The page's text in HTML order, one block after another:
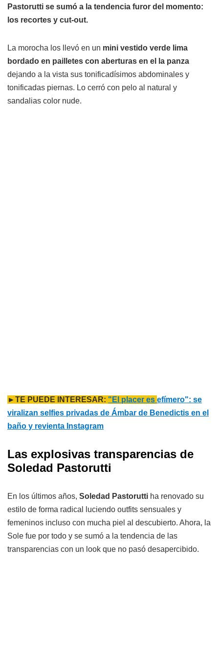
Pastorutti se sumó a la tendencia furor del momento:
los recortes y cut-out.
La morocha los llevó en un mini vestido verde lima
bordado en pailletes con aberturas en el la panza
dejando a la vista sus tonificadísimos abdominales y
tonificadas piernas. Lo cerró con pelo al natural y
sandalias color nude.
►TE PUEDE INTERESAR: "El placer es efímero": se
viralizan selfies privadas de Ámbar de Benedictis en el
baño y revienta Instagram
Las explosivas transparencias de
Soledad Pastorutti
En los últimos años, Soledad Pastorutti ha renovado su
estilo de forma radical luciendo outfits sensuales y
femeninos incluso con mucha piel al descubierto. Ahora, la
Sole fue por todo y se sumó a la tendencia de las
transparencias con un look que no pasó desapercibido.